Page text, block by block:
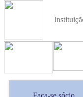
Faça-se sócio